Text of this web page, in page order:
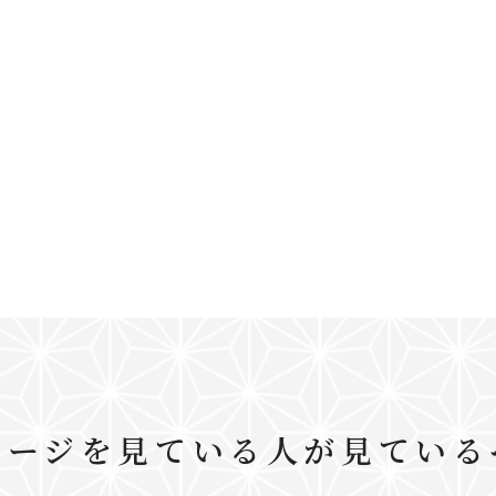
ジを見ている人が見てい